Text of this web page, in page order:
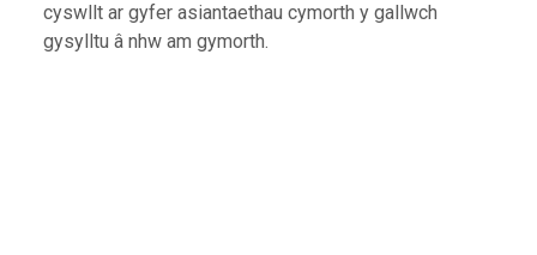
cyswllt ar gyfer asiantaethau cymorth y gallwch
gysylltu â nhw am gymorth.